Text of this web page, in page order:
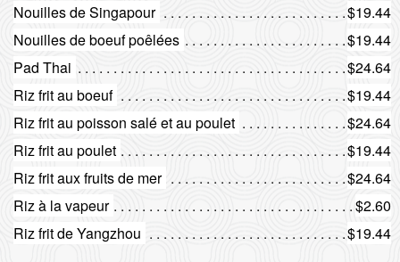
Nouilles de Singapour
$19.44
Nouilles de boeuf poêlées
$19.44
Pad Thai
$24.64
Riz frit au boeuf
$19.44
Riz frit au poisson salé et au poulet
$24.64
Riz frit au poulet
$19.44
Riz frit aux fruits de mer
$24.64
Riz à la vapeur
$2.60
Riz frit de Yangzhou
$19.44